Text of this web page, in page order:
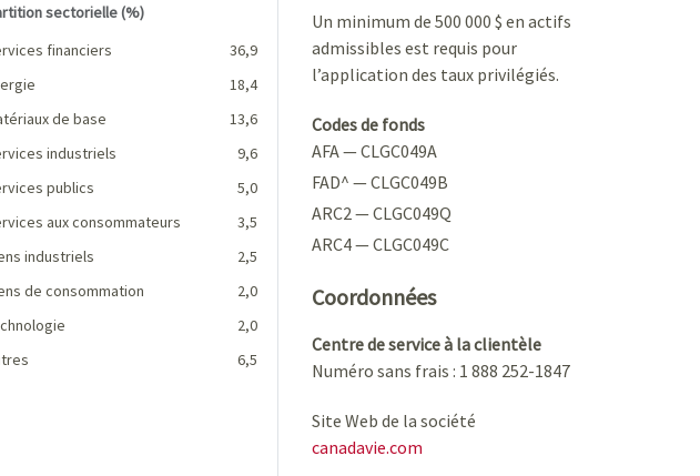
sectorielle (%)
Pourcentage
financiers
36,9
18,4
de base
13,6
industriels
9,6
publics
5,0
aux consommateurs
3,5
industriels
2,5
de consommation
2,0
2,0
6,5
Un minimum de 500 000 $ en actifs
admissibles est requis pour
l’application des taux privilégiés.
Codes de fonds
AFA — CLGC049A
FAD^ — CLGC049B
ARC2 — CLGC049Q
ARC4 — CLGC049C
Coordonnées
Centre de service à la clientèle
Numéro sans frais : 1 888 252-1847
Site Web de la société
canadavie.com